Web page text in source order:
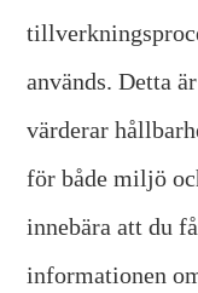
används. Detta
värderar
för både miljö
innebära att du
informationen